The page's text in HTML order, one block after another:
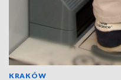
KRAKÓW